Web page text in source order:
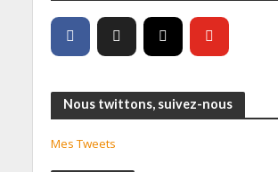
Nous twittons, suivez-nous
Mes Tweets